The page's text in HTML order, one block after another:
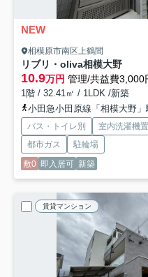
NEW
相模原市南区上鶴間
リブリ・oliva相模大野
10.9万円 管理/共益費3,000
1階 / 32.41㎡ / 1LDK /新築
小田急小田原線「相模大野
バス・トイレ別 室内洗濯機
都市ガス
駐輪場
敷0 即入居可 新築
賃貸マンション